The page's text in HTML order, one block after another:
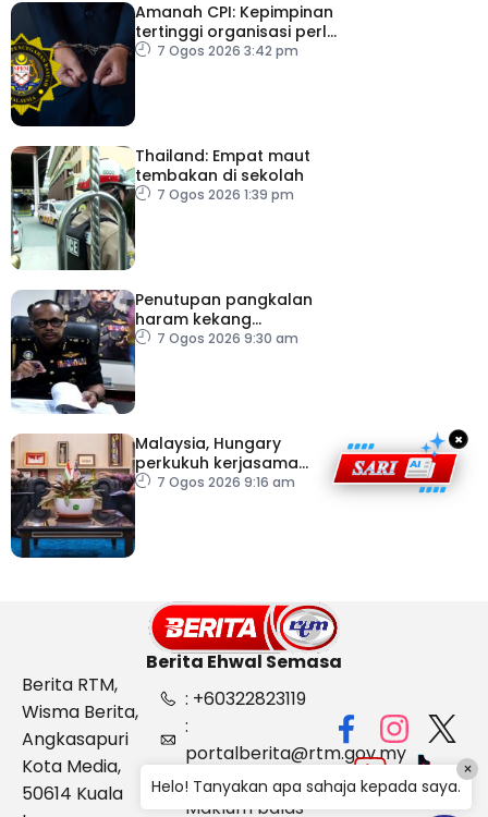
Amanah CPI: Kepimpinan
tertinggi organisasi perlu
pacu reformasi radikal
7 Ogos 2026 3:42 pm
Thailand: Empat maut
tembakan di sekolah
7 Ogos 2026 1:39 pm
Penutupan pangkalan
haram kekang
penyeludupan di
7 Ogos 2026 9:30 am
Malaysia, Hungary
perkukuh kerjasama
sektor pertanian
7 Ogos 2026 9:16 am
×
Berita Ehwal Semasa
Berita RTM,
Wisma Berita,
Angkasapuri
Kota Media,
50614 Kuala
: +60322823119
:
portalberita@rtm.gov.my
: Aduan &
Maklum balas
Helo! Tanyakan apa sahaja kepada saya.
×